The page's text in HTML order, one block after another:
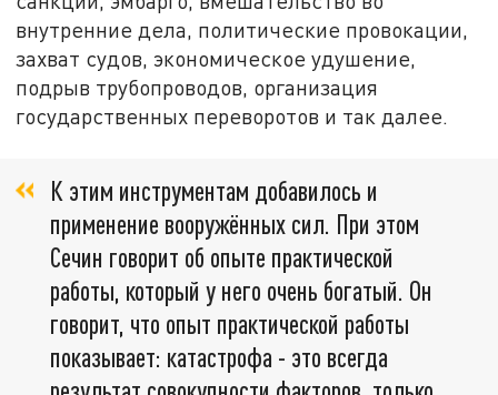
внутренние дела, политические провокации,
захват судов, экономическое удушение,
подрыв трубопроводов, организация
государственных переворотов и так далее.
К этим инструментам добавилось и
применение вооружённых сил. При этом
Сечин говорит об опыте практической
работы, который у него очень богатый. Он
говорит, что опыт практической работы
показывает: катастрофа - это всегда